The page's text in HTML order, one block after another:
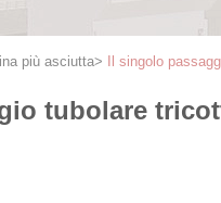
più asciutta> Il singolo
tubolare